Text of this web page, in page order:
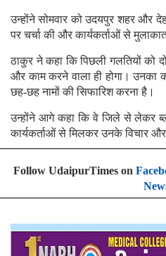
उन्होंने सोमवार को उदयपुर शहर और
पर चर्चा की और कार्यकर्ताओं से
ठाकुर ने कहा कि पिछली गलतियों को
और काम करने वाला ही होगा। उनका
छह-छह नामों की सिफारिश करना है।
उन्होंने आगे कहा कि वे जिले से लेकर
कार्यकर्ताओं से मिलकर उनके विचार
Follow UdaipurTimes on